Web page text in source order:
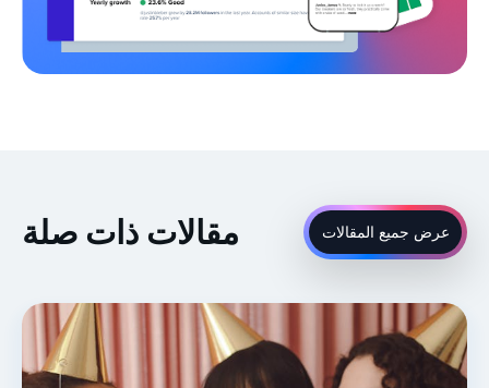
مقالات ذات صلة عرض جميع المقالات